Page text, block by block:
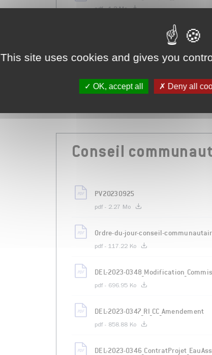
This site uses cookies and gives you
OK, accept all Deny all
pdf - 1.2 Mo
DEL-2023-
Conseil
PV20230925
pdf - 2.27 Mo
Ordre-du-jour-conseil-
pdf - 117.22 Ko
DEL-2023-
pdf - 696.95 Ko
DEL-2023-0347_RI_CC_Amendement
pdf - 858.88 Ko
DEL-2023-